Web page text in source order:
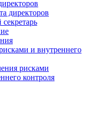
директоров
и внутреннего
рисками
контроля